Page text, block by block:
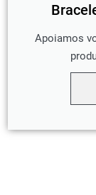
Apoiamos